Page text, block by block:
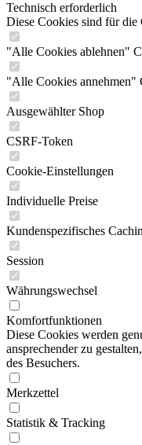
Technisch erforderlich
Diese Cookies sind für
"Alle Cookies ablehnen"
"Alle Cookies annehmen"
Ausgewählter Shop
CSRF-Token
Cookie-Einstellungen
Individuelle Preise
Kundenspezifisches
Session
Währungswechsel
Komfortfunktionen
Diese Cookies werden
ansprechender zu
des Besuchers.
Merkzettel
Statistik & Tracking